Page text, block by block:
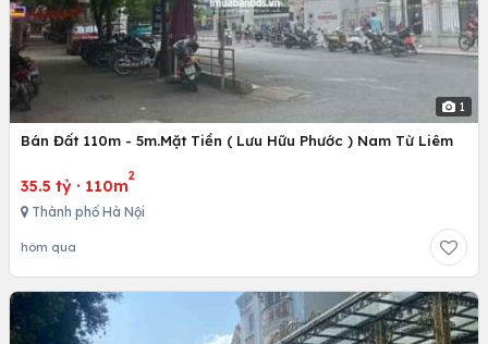
1
Bán Đất 110m - 5m.Mặt Tiền ( Lưu Hữu Phước ) Nam Từ Liêm
35.5 tỷ · 110m
2
Thành phố Hà Nội
hôm qua